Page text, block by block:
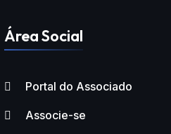
Área Social
Portal do Associado
Associe-se